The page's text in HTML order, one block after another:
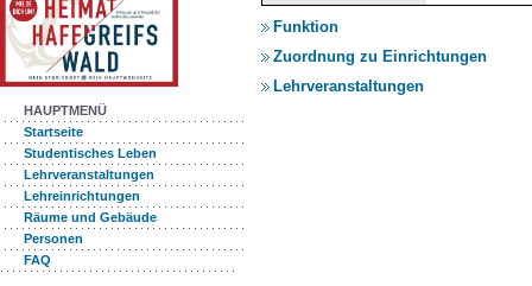
HAUPTMENÜ
Startseite
Studentisches Leben
Lehrveranstaltungen
Lehreinrichtungen
Räume und Gebäude
Personen
FAQ
Funktion
Zuordnung zu Einrichtungen
Lehrveranstaltungen